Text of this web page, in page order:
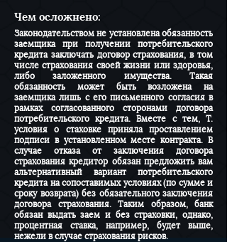
Чем осложнено:
Законодательством не установлена обязанность
заемщика при получении потребительского
кредита заключать договор страхования, в том
числе страхования своей жизни или здоровья,
либо заложенного имущества. Такая
обязанность может быть возложена на
заемщика лишь с его письменного согласия в
рамках согласованного сторонами договора
потребительского кредита. Вместе с тем, Т.
условия о стаховке приняла проставлением
подписи в установленном месте контракта. В
случае отказа от заключения договора
страхования кредитор обязан предложить вам
альтернативный вариант потребительского
кредита на сопоставимых условиях (по сумме и
сроку возврата) без обязательного заключения
договора страхования. Таким образом, банк
обязан выдать заем и без страховки, однако,
процентная ставка, например, будет выше,
нежели в случае страхования рисков.